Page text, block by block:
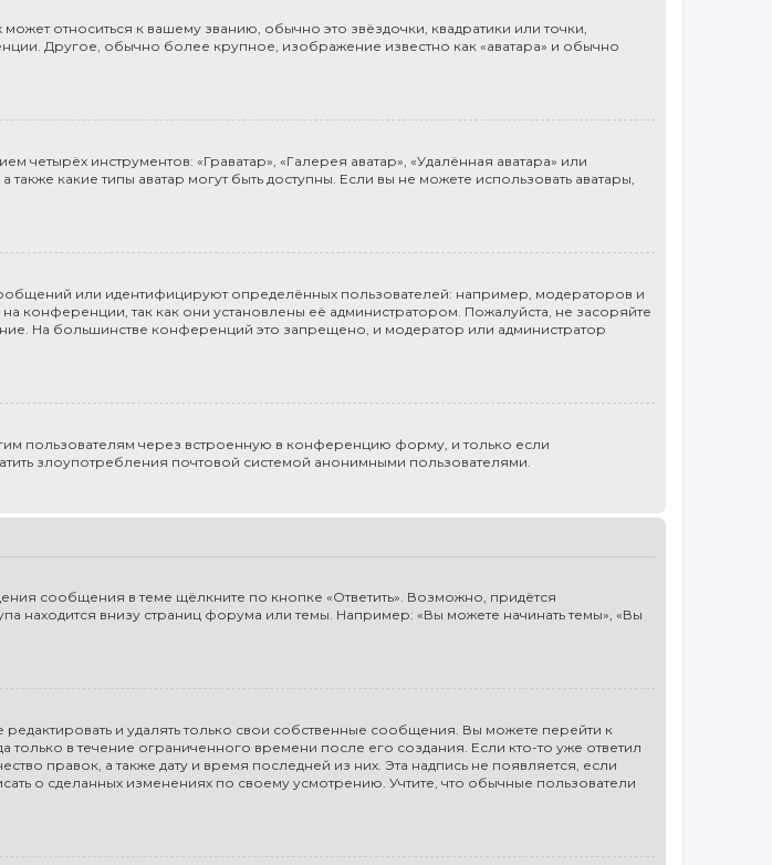
относиться к вашему званию, обычно это звёздочки, квадратики или точки,
Другое, обычно более крупное, изображение известно как «аватара» и обычно
четырёх инструментов: «Граватар», «Галерея аватар», «Удалённая аватара» или
какие типы аватар могут быть доступны. Если вы не можете использовать аватары,
или идентифицируют определённых пользователей: например, модераторов и
так как они установлены её администратором. Пожалуйста, не засоряйте
На большинстве конференций это запрещено, и модератор или администратор
пользователям через встроенную в конференцию форму, и только если
злоупотребления почтовой системой анонимными пользователями.
сообщения в теме щёлкните по кнопке «Ответить». Возможно, придётся
находится внизу страниц форума или темы. Например: «Вы можете начинать темы», «Вы
и удалять только свои собственные сообщения. Вы можете перейти к
в течение ограниченного времени после его создания. Если кто-то уже ответил
правок, а также дату и время последней из них. Эта надпись не появляется, если
о сделанных изменениях по своему усмотрению. Учтите, что обычные пользователи